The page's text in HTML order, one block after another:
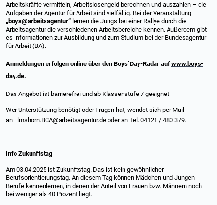
Arbeitskräfte vermitteln, Arbeitslosengeld berechnen und auszahlen – die
Aufgaben der Agentur für Arbeit sind vielfältig. Bei der Veranstaltung
„boys@arbeitsagentur“ lernen die Jungs bei einer Rallye durch die
Arbeitsagentur die verschiedenen Arbeitsbereiche kennen. Außerdem gibt
es Informationen zur Ausbildung und zum Studium bei der Bundesagentur
für Arbeit (BA).
Anmeldungen erfolgen online über den Boys`Day-Radar auf www.boys-
day.de.
Das Angebot ist barrierefrei und ab Klassenstufe 7 geeignet.
Wer Unterstützung benötigt oder Fragen hat, wendet sich per Mail
an Elmshorn.BCA@arbeitsagentur.de oder an Tel. 04121 / 480 379.
Info Zukunftstag
Am 03.04.2025 ist Zukunftstag. Das ist kein gewöhnlicher
Berufsorientierungstag. An diesem Tag können Mädchen und Jungen
Berufe kennenlernen, in denen der Anteil von Frauen bzw. Männern noch
bei weniger als 40 Prozent liegt.